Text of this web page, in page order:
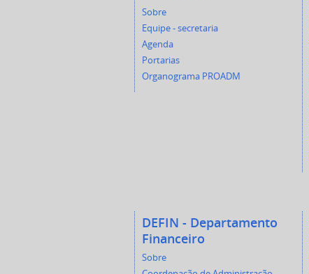
Sobre
Equipe - secretaria
Agenda
Portarias
Organograma PROADM
DEFIN - Departamento
Financeiro
Sobre